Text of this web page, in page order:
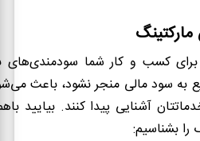
برای کسب و کار شما سودمندی‌های
سود مالی منجر نشود، باعث
آشنایی پیدا کنند. بیایید
بشناسیم: